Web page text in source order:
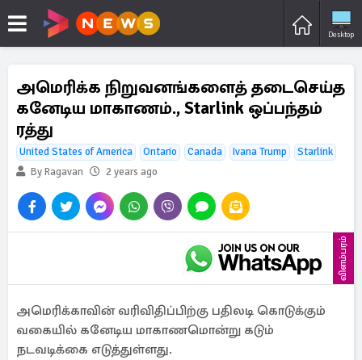
Desktop
அமெரிக்க நிறுவனங்களைத் தடைசெய்த
கனேடிய மாகாணம்., Starlink ஒப்பந்தம்
ரத்து
United States of America Ontario Canada Ivana Trump
Starlink
By Ragavan
2 years ago
விளம்பரம்
அமெரிக்காவின் வரிவிதிப்பிற்கு பதிலடி கொடுக்கும்
வகையில் கனேடிய மாகாணமொன்று கடும்
நடவடிக்கை எடுத்துள்ளது.